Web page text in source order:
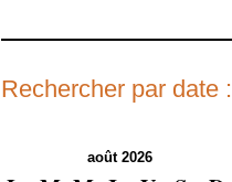
Rechercher par date :
août 2026